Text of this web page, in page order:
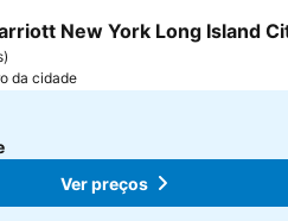
New York Long Island
)
da cidade
Ver preços